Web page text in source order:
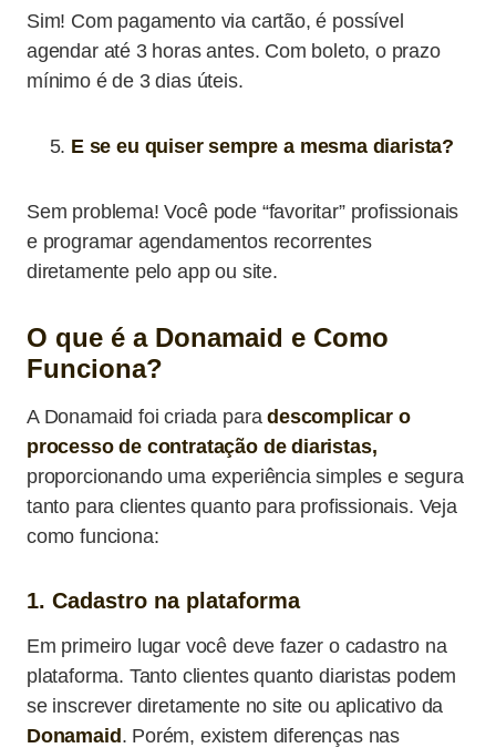
Sim! Com pagamento via cartão, é possível
agendar até 3 horas antes. Com boleto, o prazo
mínimo é de 3 dias úteis.
E se eu quiser sempre a mesma diarista?
Sem problema! Você pode “favoritar” profissionais
e programar agendamentos recorrentes
diretamente pelo app ou site.
O que é a Donamaid e Como
Funciona?
A Donamaid foi criada paradescomplicar o
processo de contratação de diaristas,
proporcionando uma experiência simples e segura
tanto para clientes quanto para profissionais. Veja
como funciona:
1. Cadastro na plataforma
Em primeiro lugar você deve fazer o cadastro na
plataforma. Tanto clientes quanto diaristas podem
se inscrever diretamente no site ou aplicativo da
Donamaid . Porém, existem diferenças nas